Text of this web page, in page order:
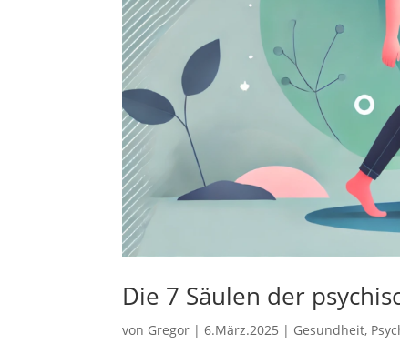
Die 7 Säulen der
von Gregor |6.März.2025 | Gesundheit,